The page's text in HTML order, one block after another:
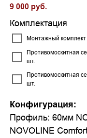
9 000 руб.
Комплектация
Монтажный
Противомоскитная
шт.
Противомоскитная
шт.
Конфигурация:
Профиль: 60мм
NOVOLINE